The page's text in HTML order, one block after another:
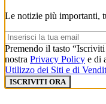
Le notizie più importanti,
Premendo il tasto
nostra Privacy Policy e di
Utilizzo dei Siti e di
ISCRIVITI ORA